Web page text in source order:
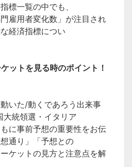
標一覧の中でも、
雇用者変化数」が注目され
経済指標につい
ットを見る時のポイント！
いた/動くであろう出来事
大統領選・イタリア
に事前予想の重要性をお伝
通り」「予想との
ケットの見方と注意点を解